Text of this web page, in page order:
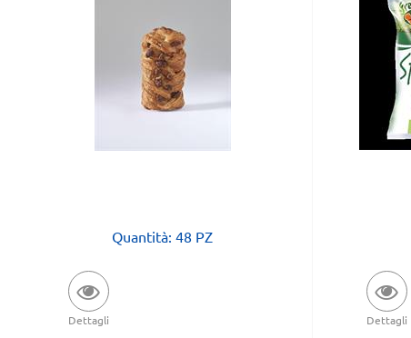
Quantità: 48 PZ
Dettagli Dettagli